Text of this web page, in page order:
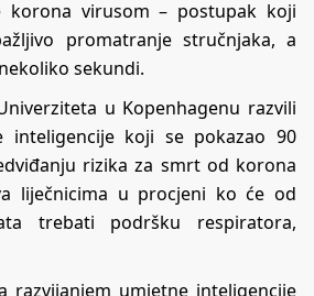
korona virusom – postupak koji
promatranje stručnjaka, a
sekundi.
u Kopenhagenu razvili
inteligencije koji se pokazao 90
rizika za smrt od korona
liječnicima u procjeni ko će od
trebati podršku respiratora,
razvijanjem umjetne inteligencije